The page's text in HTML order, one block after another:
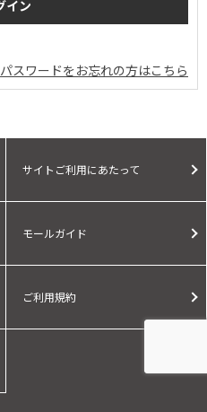
パスワードをお忘れの方はこちら
サイトご利用にあたって
モールガイド
ご利用規約